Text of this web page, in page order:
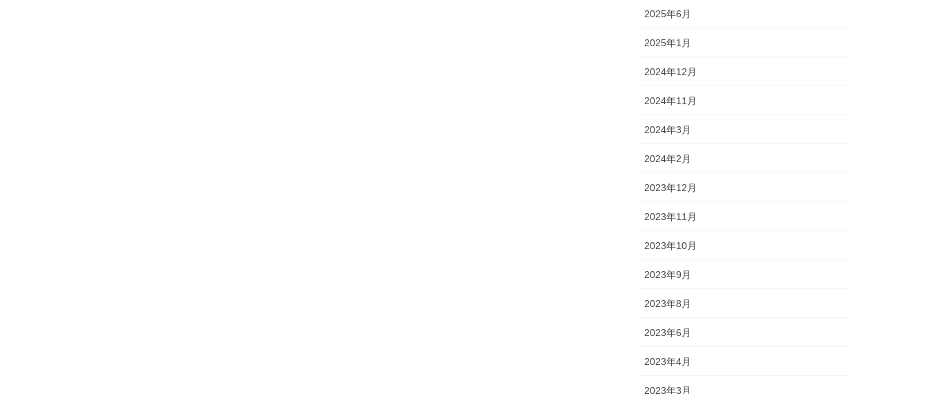
2025年6月
2025年1月
2024年12月
2024年11月
2024年3月
2024年2月
2023年12月
2023年11月
2023年10月
2023年9月
2023年8月
2023年6月
2023年4月
2023年3月